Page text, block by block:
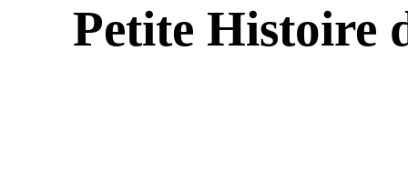
Petite Histoire